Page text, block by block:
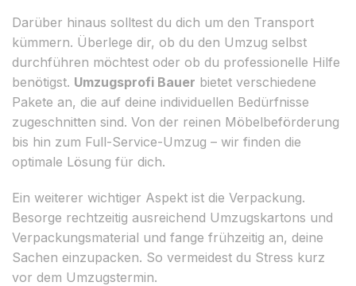
Darüber hinaus solltest du dich um den Transport
kümmern. Überlege dir, ob du den Umzug selbst
durchführen möchtest oder ob du professionelle Hilfe
benötigst. Umzugsprofi Bauer bietet verschiedene
Pakete an, die auf deine individuellen Bedürfnisse
zugeschnitten sind. Von der reinen Möbelbeförderung
bis hin zum Full-Service-Umzug – wir finden die
optimale Lösung für dich.
Ein weiterer wichtiger Aspekt ist die Verpackung.
Besorge rechtzeitig ausreichend Umzugskartons und
Verpackungsmaterial und fange frühzeitig an, deine
Sachen einzupacken. So vermeidest du Stress kurz
vor dem Umzugstermin.